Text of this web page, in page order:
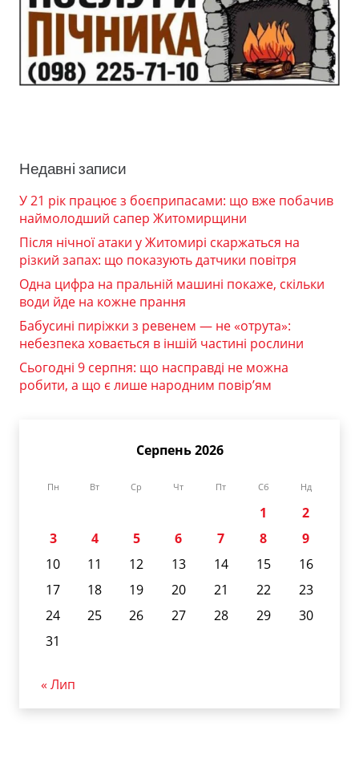
Недавні записи
У 21 рік працює з боєприпасами: що вже побачив
наймолодший сапер Житомирщини
Після нічної атаки у Житомирі скаржаться на
різкий запах: що показують датчики повітря
Одна цифра на пральній машині покаже, скільки
води йде на кожне прання
Бабусині пиріжки з ревенем — не «отрута»:
небезпека ховається в іншій частині рослини
Сьогодні 9 серпня: що насправді не можна
робити, а що є лише народним повір’ям
Серпень 2026
Пн Вт Ср Чт Пт Сб Нд
1
2
3
4 5 6 7 8
9
10
11 12 13 14 15
16
17
18 19 20 21 22
23
24
25 26 27 28 29
30
31
« Лип